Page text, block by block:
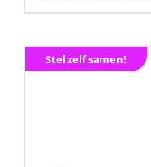
Stel zelf samen!